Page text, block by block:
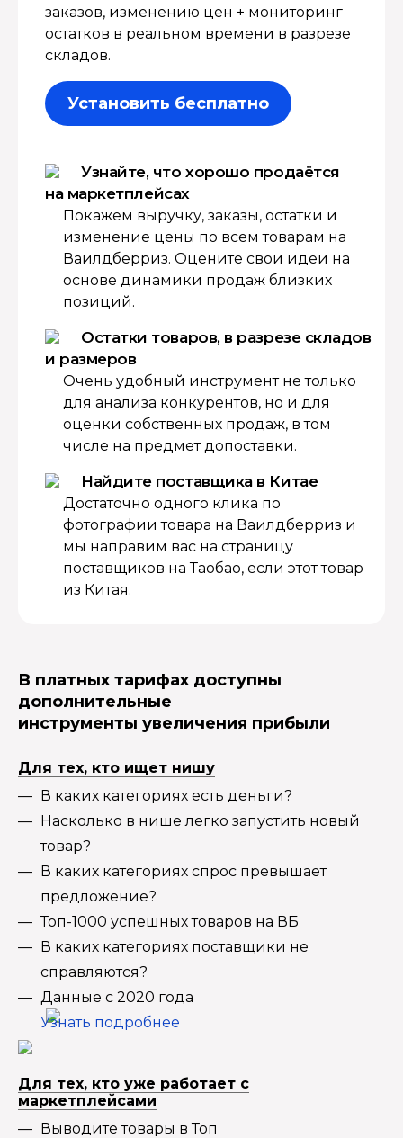
заказов, изменению цен + мониторинг
остатков в реальном времени в разрезе
складов.
Установить бесплатно
Узнайте, что хорошо продаётся
на маркетплейсах
Покажем выручку, заказы, остатки и
изменение цены по всем товарам на
Ваилдберриз. Оцените свои идеи на
основе динамики продаж близких
позиций.
Остатки товаров, в разрезе складов
и размеров
Очень удобный инструмент не только
для анализа конкурентов, но и для
оценки собственных продаж, в том
числе на предмет допоставки.
Найдите поставщика в Китае
Достаточно одного клика по
фотографии товара на Ваилдберриз и
мы направим вас на страницу
поставщиков на Таобао, если этот товар
из Китая.
В платных тарифах доступны
дополнительные
инструменты увеличения прибыли
Для тех, кто ищет нишу
В каких категориях есть деньги?
Насколько в нише легко запустить новый
товар?
В каких категориях спрос превышает
предложение?
Топ-1000 успешных товаров на ВБ
В каких категориях поставщики не
справляются?
Данные с 2020 года
Узнать подробнее
Для тех, кто уже работает с
маркетплейсами
Выводите товары в Топ